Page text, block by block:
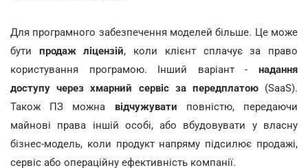
Для програмного забезпечення моделей більше. Це може
бути продаж ліцензій, коли клієнт сплачує за право
користування програмою. Інший варіант - надання
доступу через хмарний сервіс за передплатою(SaaS).
Також ПЗ можна відчужувати повністю, передаючи
майнові права іншій особі, або вбудовувати у власну
бізнес-модель, коли продукт напряму підсилює продажі,
сервіс або операційну ефективність компанії.